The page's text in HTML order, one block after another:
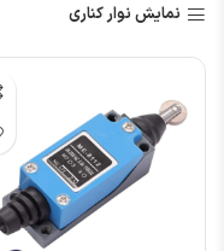
نمایش نوار کناری